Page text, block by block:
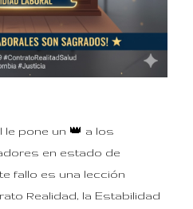
le pone un 👑 a los
en estado de
fallo es una lección
Realidad, la Estabilidad